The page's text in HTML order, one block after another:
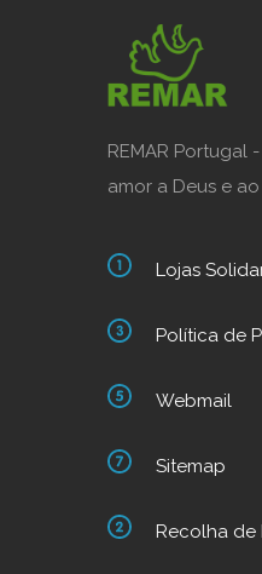
REMAR Portugal
amor a Deus e
Lojas
Política de
Webmail
Sitemap
Recolha de